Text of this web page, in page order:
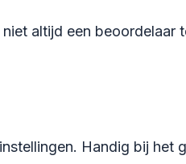
altijd een
Handig bij